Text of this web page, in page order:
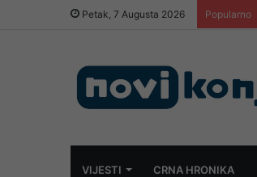
Petak, 7 Augusta 2026 Popularno
VIJESTI CRNA HRONIKA